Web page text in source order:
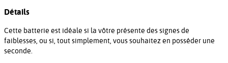
Détails
Cette batterie est idéale si la vôtre présente des signes de
faiblesses, ou si, tout simplement, vous souhaitez en posséder une
seconde.